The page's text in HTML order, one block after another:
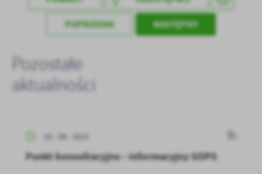
treści w postaci wiadomości, ofert, komunikatów mediów
społecznościowych.POPRZEDNI NASTĘPNY
Pozostałe
aktualności
02 - 06 - 2023
Punkt konsultacyjno - informacyjny GOPS